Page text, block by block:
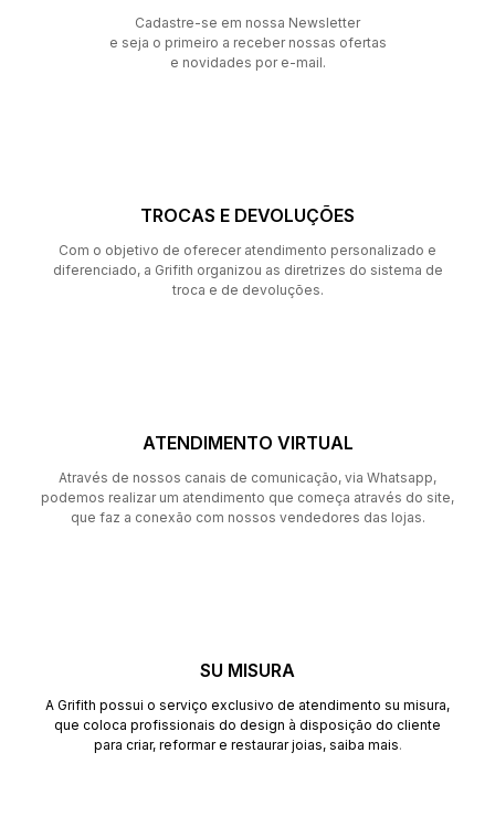
Cadastre-se em nossa Newsletter
e seja o primeiro a receber nossas ofertas
e novidades por e-mail.
TROCAS E DEVOLUÇÕES
Com o objetivo de oferecer atendimento personalizado e
diferenciado, a Grifith organizou as diretrizes do sistema de
troca e de devoluções.
ATENDIMENTO VIRTUAL
Através de nossos canais de comunicação, via Whatsapp,
podemos realizar um atendimento que começa através do site,
que faz a conexão com nossos vendedores das lojas.
SU MISURA
A Grifith possui o serviço exclusivo de atendimento su misura,
que coloca profissionais do design à disposição do cliente
para criar, reformar e restaurar joias, saiba mais.